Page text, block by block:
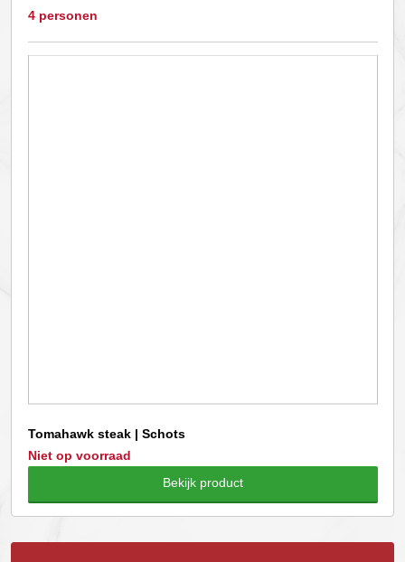
4 personen
Tomahawk steak | Schots
Niet op voorraad
Bekijk product